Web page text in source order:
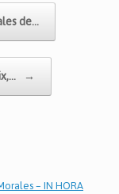
de…
→
– IN HORA